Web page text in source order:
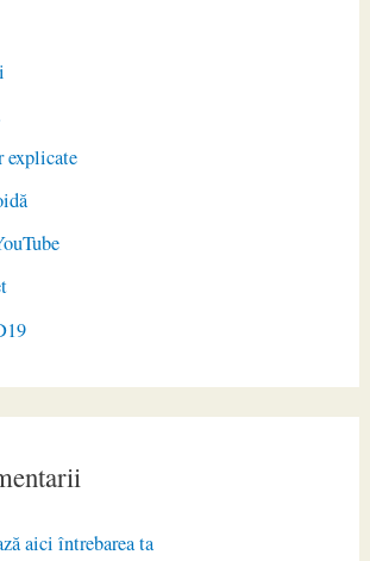
explicate
aici întrebarea ta